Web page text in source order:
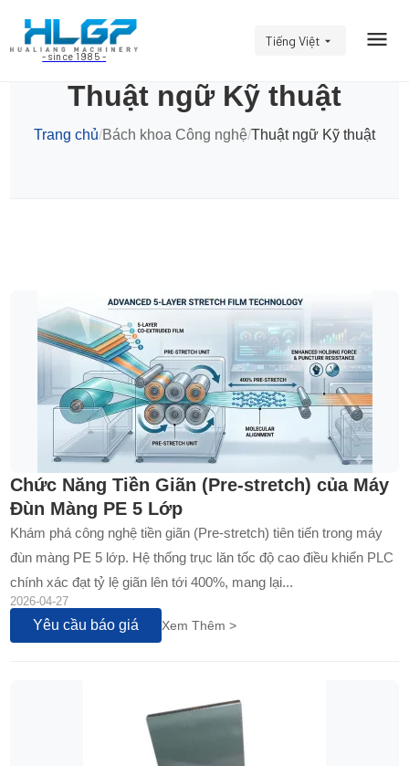
- since 1985 -
Tiếng Việt
Thuật ngữ Kỹ thuật
Trang chủ/Bách khoa Công nghệ/Thuật ngữ Kỹ thuật
Chức Năng Tiền Giãn (Pre-stretch) của Máy
Đùn Màng PE 5 Lớp
Khám phá công nghệ tiền giãn (Pre-stretch) tiên tiến trong máy
đùn màng PE 5 lớp. Hệ thống trục lăn tốc độ cao điều khiển PLC
chính xác đạt tỷ lệ giãn lên tới 400%, mang lại...
2026-04-27
Yêu cầu báo giá Xem Thêm >